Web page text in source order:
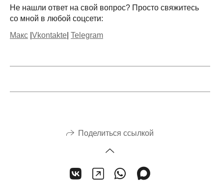
Не нашли ответ на свой вопрос? Просто свяжитесь
со мной в любой соцсети:
Макс Vkontakte Telegram
Поделиться ссылкой